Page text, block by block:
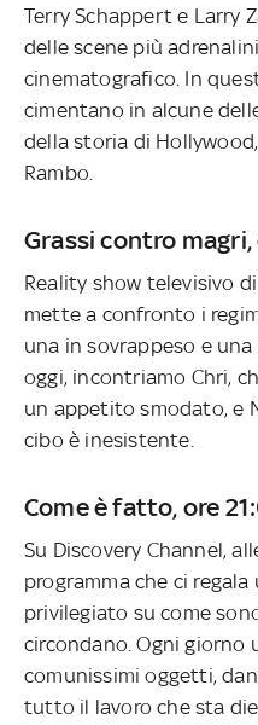
Terry Schappert e Larry
delle scene più
cinematografico. In
cimentano in alcune
della storia di
Rambo.
Grassi contro magri,
Reality show televisivo
mette a confronto i
una in sovrappeso e
oggi, incontriamo Chri,
un appetito smodato, e
cibo è inesistente.
Come è fatto, ore
Su Discovery Channel,
programma che ci
privilegiato su come
circondano. Ogni giorno
comunissimi oggetti,
tutto il lavoro che sta